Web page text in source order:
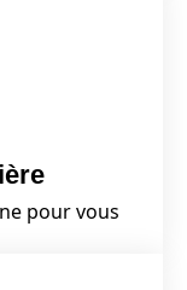
pour vous